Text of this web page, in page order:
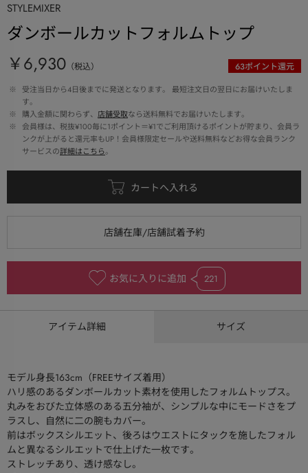
STYLEMIXER
ダンボールカットフォルムトップ
￥6,930 （税込） 63ポイント還元
※
受注当日から4日後までに発送となります。 最短注文日の翌日にお届けいたしま
す。
※
購入金額に関わらず、 店舗受取なら送料無料でお届けいたします。
※
会員様は、税抜¥100毎に1ポイント＝¥1でご利用頂けるポイントが貯まり、会員ラ
ンクが上がると還元率もUP！会員様限定セールや送料無料などお得な会員ランク
サービスの詳細はこちら。
お気に入りに追加 221
アイテム詳細 サイズ
モデル身長163cm（FREEサイズ着用）
ハリ感のあるダンボールカット素材を使用したフォルムトップス。
丸みをおびた立体感のある五分袖が、シンプルな中にモードさをプ
ラスし、自然に二の腕もカバー。
前はボックスシルエット、後ろはウエストにタックを施したフォル
ムと異なるシルエットで仕上げた一枚です。
ストレッチあり、透け感なし。